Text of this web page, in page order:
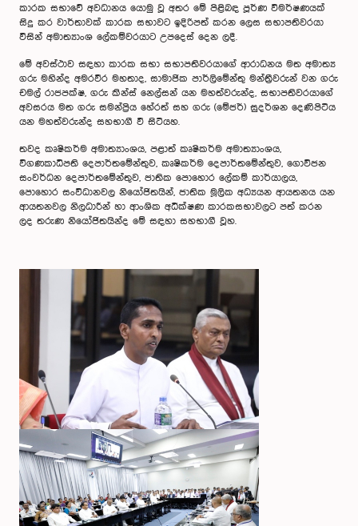
කාරක සභාවේ අවධානය යොමු වූ අතර මේ පිළිබඳ පූර්ණ විමර්ෂණයක්
සිදු කර වාර්තාවක් කාරක සභාවට ඉදිරිපත් කරන ලෙස සභාපතිවරයා
විසින් අමාත්‍යාංශ ලේකම්වරයාට උපදෙස් දෙන ලදී.
මේ අවස්ථාව සඳහා කාරක සභා සභාපතිවරයාගේ ආරාධනය මත අමාත්‍ය
ගරු මහින්ද අමරවීර මහතාද, සාමාජික පාර්ලිමේන්තු මන්ත්‍රීවරුන් වන ගරු
චමල් රාජපක්ෂ, ගරු කින්ස් නෙල්සන් යන මහත්වරුන්ද, සභාපතිවරයාගේ
අවසරය මත ගරු සමන්ප්‍රිය හේරත් සහ ගරු (මේජර්) සුදර්ශන දෙණිපිටිය
යන මහත්වරුන්ද සහභාගී වී සිටියහ.
තවද කෘෂිකර්ම අමාත්‍යාංශය, පළාත් කෘෂිකර්ම අමාත්‍යාංශය,
විගණකාධිපති දෙපාර්තමේන්තුව, කෘෂිකර්ම දෙපාර්තමේන්තුව, ගොවිජන
සංවර්ධන දෙපාර්තමේන්තුව, ජාතික පොහොර ලේකම් කාර්යාලය,
පොහොර සංවිධානවල නියෝජිතයින්, ජාතික මූලික අධ්‍යයන ආයතනය යන
ආයතනවල නිලධාරීන් හා ආංශික අධීක්ෂණ කාරකසභාවලට පත් කරන
ලද තරුණ නියෝජිතයින්ද මේ සඳහා සහභාගී වූහ.